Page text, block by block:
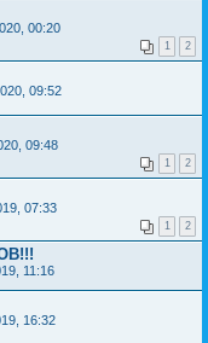
00:20
1 2
09:52
09:48
1 2
07:33
1 2
11:16
16:32